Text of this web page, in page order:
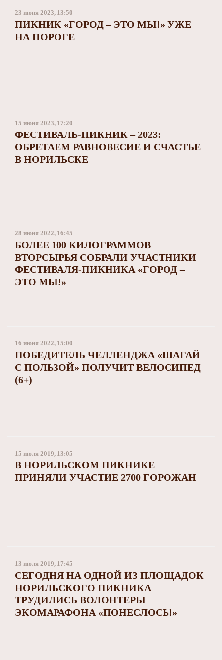
23 июня 2023, 13:50
ПИКНИК «ГОРОД – ЭТО МЫ!» УЖЕ
НА ПОРОГЕ
15 июня 2023, 17:20
ФЕСТИВАЛЬ-ПИКНИК – 2023:
ОБРЕТАЕМ РАВНОВЕСИЕ И СЧАСТЬЕ
В НОРИЛЬСКЕ
28 июня 2022, 16:45
БОЛЕЕ 100 КИЛОГРАММОВ
ВТОРСЫРЬЯ СОБРАЛИ УЧАСТНИКИ
ФЕСТИВАЛЯ-ПИКНИКА «ГОРОД –
ЭТО МЫ!»
16 июня 2022, 15:00
ПОБЕДИТЕЛЬ ЧЕЛЛЕНДЖА «ШАГАЙ
С ПОЛЬЗОЙ» ПОЛУЧИТ ВЕЛОСИПЕД
(6+)
15 июля 2019, 13:05
В НОРИЛЬСКОМ ПИКНИКЕ
ПРИНЯЛИ УЧАСТИЕ 2700 ГОРОЖАН
13 июля 2019, 17:45
СЕГОДНЯ НА ОДНОЙ ИЗ ПЛОЩАДОК
НОРИЛЬСКОГО ПИКНИКА
ТРУДИЛИСЬ ВОЛОНТЕРЫ
ЭКОМАРАФОНА «ПОНЕСЛОСЬ!»